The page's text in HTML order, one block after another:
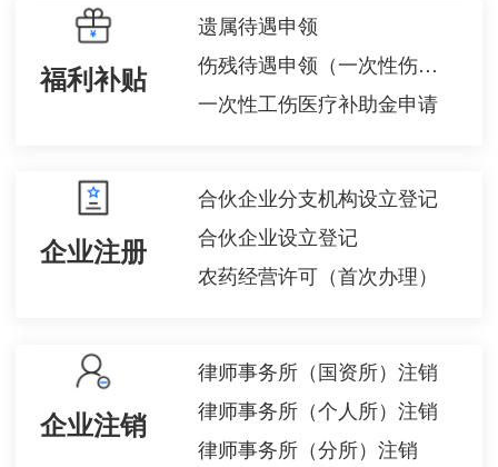
福利补贴
遗属待遇申领
伤残待遇申领（一次性伤残补助金、伤残津贴和生活护理费）
一次性工伤医疗补助金申请
企业注册
合伙企业分支机构设立登记
合伙企业设立登记
农药经营许可（首次办理）
企业注销
律师事务所（国资所）注销
律师事务所（个人所）注销
律师事务所（分所）注销